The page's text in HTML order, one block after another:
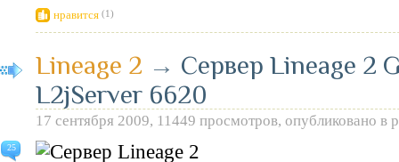
нравится (1)
25
Lineage 2 → Сервер Lineage 2
L2jServer 6620
17 сентября 2009, 11449 просмотров, опубликовано в